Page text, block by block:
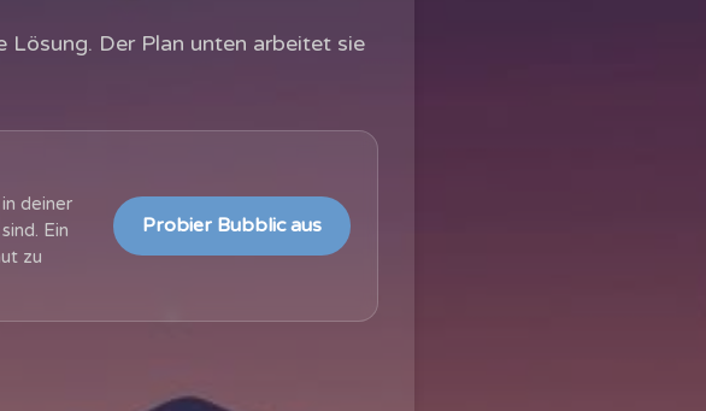
Lösung. Der Plan unten arbeitet sie
deiner
Ein
zu
Probier Bubblic aus